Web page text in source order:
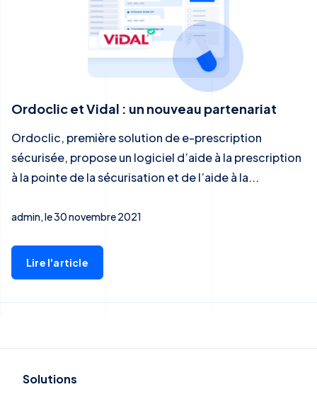
Ordoclic et Vidal : un nouveau partenariat
Ordoclic, première solution de e-prescription
sécurisée, propose un logiciel d’aide à la prescription
à la pointe de la sécurisation et de l’aide à la...
admin, le 30 novembre 2021
Lire l'article
Solutions